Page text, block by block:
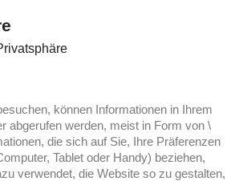
können Informationen in Ihrem
abgerufen werden, meist in Form von \
die sich auf Sie, Ihre Präferenzen
Tablet oder Handy) beziehen,
verwendet, die Website so zu gestalten,